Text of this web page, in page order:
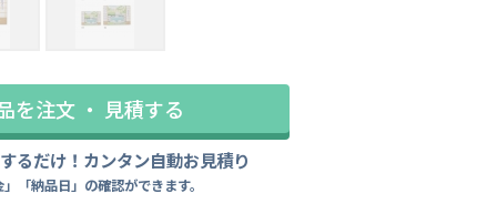
を注文 ・ 見積する
るだけ！カンタン自動お見積り
「納品日」の確認ができます。